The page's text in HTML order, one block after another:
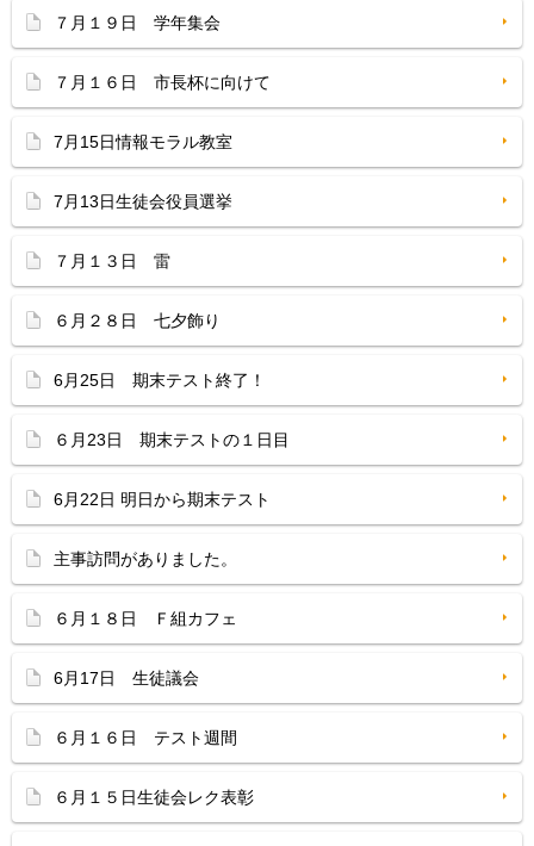
７月１９日 学年集会
７月１６日 市長杯に向けて
7月15日情報モラル教室
7月13日生徒会役員選挙
７月１３日 雷
６月２８日 七夕飾り
6月25日 期末テスト終了！
６月23日 期末テストの１日目
6月22日 明日から期末テスト
主事訪問がありました。
６月１８日 Ｆ組カフェ
6月17日 生徒議会
６月１６日 テスト週間
６月１５日生徒会レク表彰